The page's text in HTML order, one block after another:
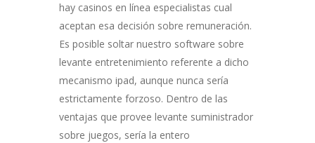
hay casinos en línea especialistas cual
aceptan esa decisión sobre remuneración.
Es posible soltar nuestro software sobre
levante entretenimiento referente a dicho
mecanismo ipad, aunque nunca serí­a
estrictamente forzoso. Dentro de las
ventajas que provee levante suministrador
sobre juegos, serí­a la entero